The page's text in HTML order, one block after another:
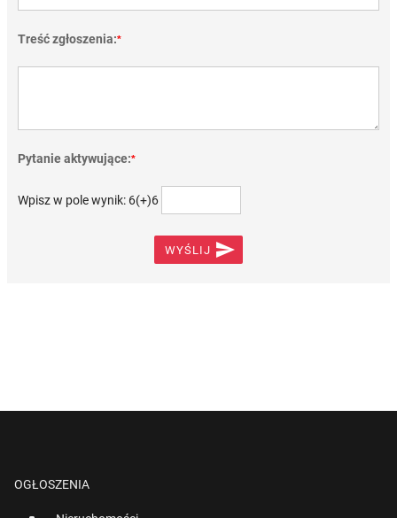
Treść zgłoszenia:*
Pytanie aktywujące:*
Wpisz w pole wynik: 6(+)6
WYŚLIJ 
OGŁOSZENIA